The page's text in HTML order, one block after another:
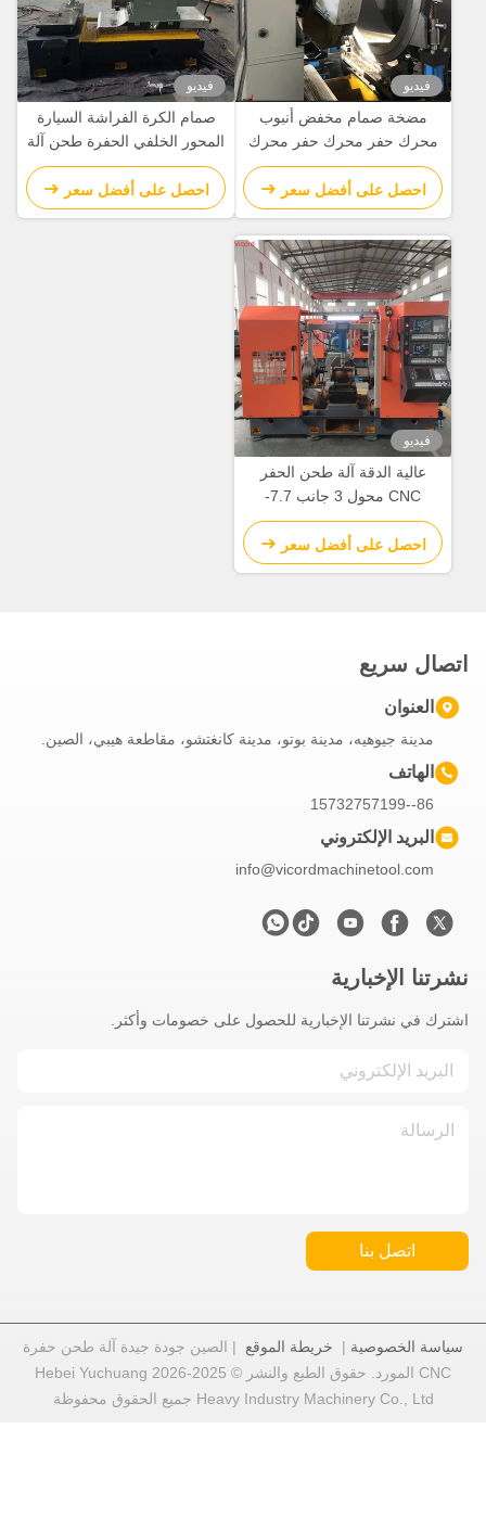
فيديو
مضخة صمام مخفض أنبوب
محرك حفر محرك حفر محرك
تحويل آلة CNC آلة الدوائر
احصل على أفضل سعر
فيديو
صمام الكرة الفراشة السيارة
المحور الخلفي الحفرة طحن آلة
تحويل / طاحونة تحويل Cnc
احصل على أفضل سعر
فيديو
عالية الدقة آلة طحن الحفر
CNC محول 3 جانب 7.7-
15N.M محرك الخدمة
احصل على أفضل سعر
اتصال سريع
العنوان
مدينة جيوهيه، مدينة بوتو، مدينة كانغتشو، مقاطعة هيبي، الصين.
الهاتف
86--15732757199
البريد الإلكتروني
info@vicordmachinetool.com
نشرتنا الإخبارية
اشترك في نشرتنا الإخبارية للحصول على خصومات وأكثر.
اتصل بنا
سياسة الخصوصية| خريطة الموقع| الصين جودة جيدة آلة طحن حفرة
CNC المورد. حقوق الطبع والنشر © 2025-2026 Hebei Yuchuang
Heavy Industry Machinery Co., Ltd جميع الحقوق محفوظة